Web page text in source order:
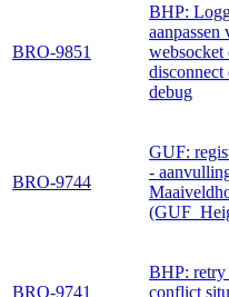
BRO-9851
BHP:
aanpassen
websocket
disconnect
debug
BRO-9744
GUF:
-
BRO-9741
BHP: retry
conflict